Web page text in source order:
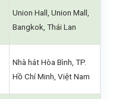
Union Hall, Union Mall,
Bangkok, Thái Lan
Nhà hát Hòa Bình, TP.
Hồ Chí Minh, Việt Nam